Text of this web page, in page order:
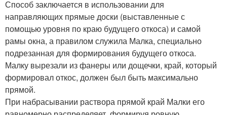
Способ заключается в использовании для
направляющих прямые доски (выставленные с
помощью уровня по краю будущего откоса) и самой
рамы окна, а правилом служила Малка, специально
подрезанная для формирования будущего откоса.
Малку вырезали из фанеры или дощечки, край, который
формировал откос, должен был быть максимально
прямой.
При набрасывании раствора прямой край Малки его